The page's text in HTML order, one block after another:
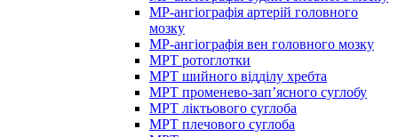
МР-ангіографія артерій головного
мозку
МР-ангіографія вен головного мозку
МРТ ротоглотки
МРТ шийного відділу хребта
МРТ променево-зап’ясного суглобу
МРТ ліктьового суглоба
МРТ плечового суглоба